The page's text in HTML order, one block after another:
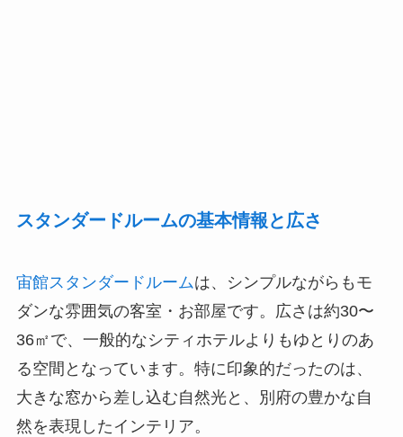
スタンダードルームの基本情報と広さ
宙館スタンダードルームは、シンプルながらもモ
ダンな雰囲気の客室・お部屋です。広さは約30〜
36㎡で、一般的なシティホテルよりもゆとりのあ
る空間となっています。特に印象的だったのは、
大きな窓から差し込む自然光と、別府の豊かな自
然を表現したインテリア。